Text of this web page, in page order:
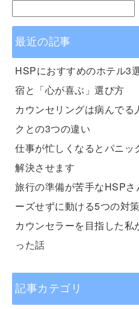
最近の記事
HSPにおすすめのホテル3
宿と「心が喜ぶ」選び方
カウンセリングは病んで
クとの3つの違い
仕事が忙しくなるとパニ
解決させます
旅行の準備が苦手なHSPさ
ーズせずに動ける5つの対策
カウンセラーを目指した
った話
記事カテゴリ